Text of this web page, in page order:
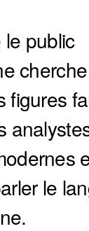
public
figures
le